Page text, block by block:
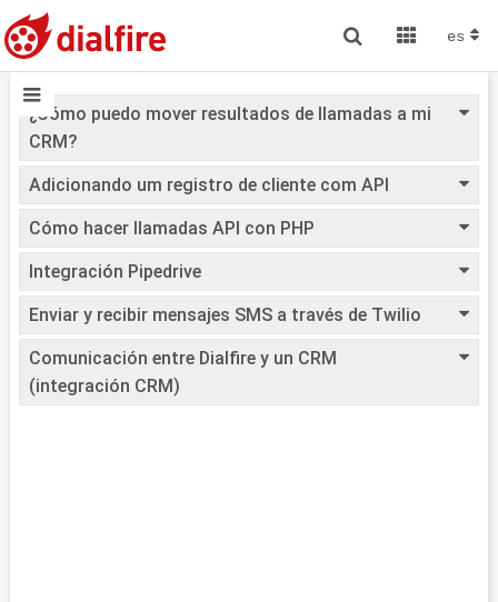
es
¿Cómo puedo mover resultados de llamadas a mi
CRM?
Adicionando um registro de cliente com API
Cómo hacer llamadas API con PHP
Integración Pipedrive
Enviar y recibir mensajes SMS a través de Twilio
Comunicación entre Dialfire y un CRM
(integración CRM)